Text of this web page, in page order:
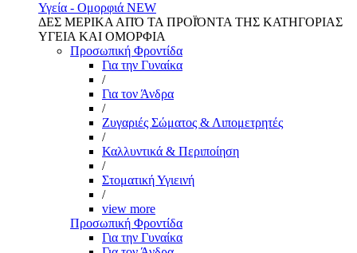
Υγεία - Ομορφιά NEW
ΔΕΣ ΜΕΡΙΚΑ ΑΠΌ ΤΑ ΠΡΟΪΌΝΤΑ ΤΗΣ ΚΑΤΗΓΟΡΙΑΣ
ΥΓΕΙΑ ΚΑΙ ΟΜΟΡΦΙΑ
Προσωπική Φροντίδα
Για την Γυναίκα
/
Για τον Άνδρα
/
Ζυγαριές Σώματος & Λιπομετρητές
/
Καλλυντικά & Περιποίηση
/
Στοματική Υγιεινή
/
view more
Προσωπική Φροντίδα
Για την Γυναίκα